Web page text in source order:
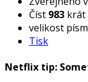
Číst 983 krát
velikost
Tisk
Netflix tip: